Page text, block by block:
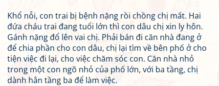
Khổ nỗi, con trai bị bệnh nặng rồi chồng chị mất. Hai
đứa cháu trai đang tuổi lớn thì con dâu chị xin ly hôn.
Gánh nặng đổ lên vai chị. Phải bán đi căn nhà đang ở
để chia phần cho con dâu, chị lại tìm về bên phố ở cho
tiện việc đi lại, cho việc chăm sóc con. Căn nhà nhỏ
trong một con ngõ nhỏ của phố lớn, với ba tầng, chị
dành hẳn tầng ba để làm việc.